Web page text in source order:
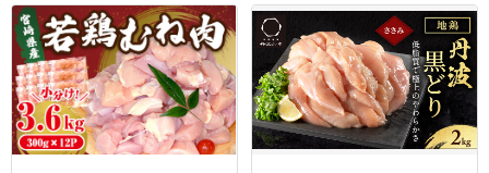
ューハイ 焼酎 ワイン 日
本酒 ウイスキー アウトド
ア キャンプ 料理 ふるさ
と納税骨付鶏 ふるさと納
税肉 香川県 丸亀市 ふじ
むらTSK株式会社